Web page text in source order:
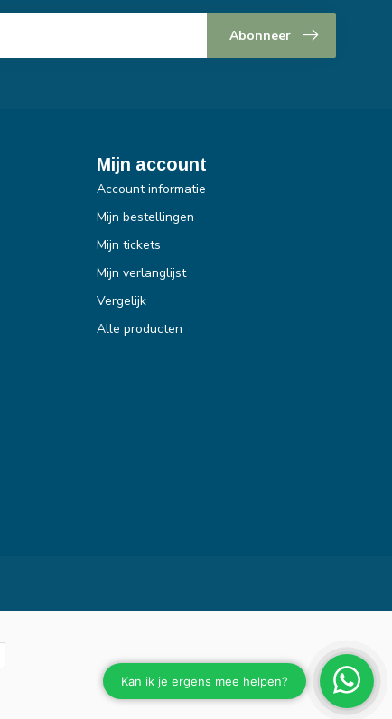
Abonneer
Mijn account
Account informatie
Mijn bestellingen
Mijn tickets
Mijn verlanglijst
Vergelijk
Alle producten